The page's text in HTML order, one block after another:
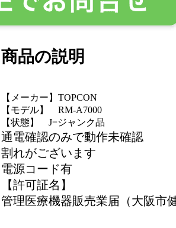
商品の説明
【メーカー】TOPCON
【モデル】 RM-A7000
【状態】 J=ジャンク品
通電確認のみで動作未確認
割れがございます
電源コード有
【許可証名】
管理医療機器販売業届（大阪市